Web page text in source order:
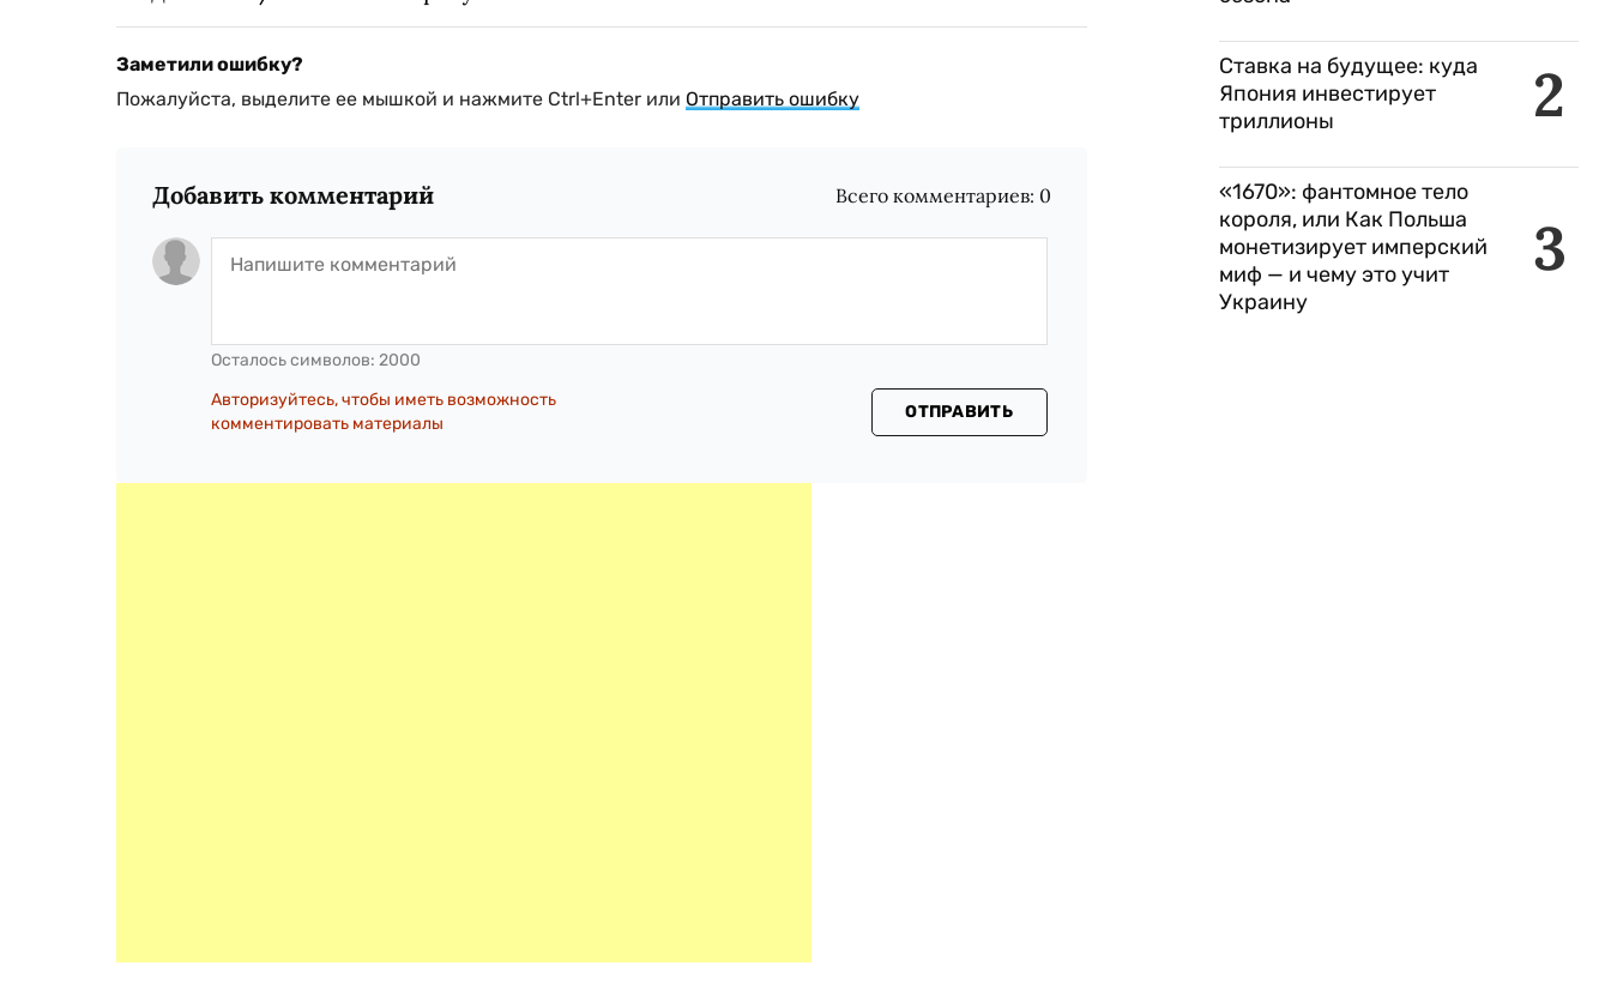
Заметили ошибку?
Пожалуйста, выделите ее мышкой и нажмите Ctrl+Enter или Отправить ошибку
Добавить комментарий Всего комментариев: 0
Осталось символов: 2000
Авторизуйтесь, чтобы иметь возможность
комментировать материалы
ОТПРАВИТЬ
2
Ставка на будущее: куда
Япония инвестирует
триллионы
3
«1670»: фантомное тело
короля, или Как Польша
монетизирует имперский
миф — и чему это учит
Украину